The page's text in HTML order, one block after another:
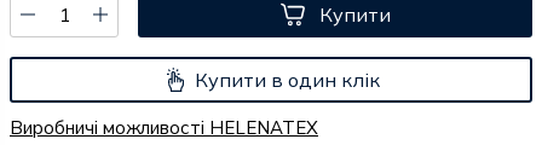
Купити
Купити в один клік
Виробничі можливості HELENATEX